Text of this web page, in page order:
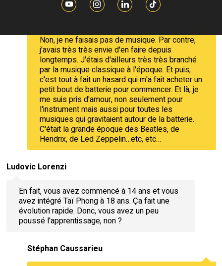
Stéphan Caussarieu
Non, je ne faisais pas de musique. Par contre,
j'avais très très envie d'en faire depuis
longtemps. J'étais d'ailleurs très très branché
par la musique classique à l'époque. Et puis,
c'est tout à fait un hasard qui m'a fait acheter un
petit bout de batterie pour commencer. Et là, je
me suis pris d'amour, non seulement pour
l'instrument mais aussi pour toutes les
musiques qui gravitaient autour de la batterie.
C'était la grande époque des Beatles, de
Hendrix, de Led Zeppelin…etc, etc…
Ludovic Lorenzi
En fait, vous avez commencé à 14 ans et vous
avez intégré Taï Phong à 18 ans. Ça fait une
évolution rapide. Donc, vous avez un peu
poussé l'apprentissage, non ?
Stéphan Caussarieu